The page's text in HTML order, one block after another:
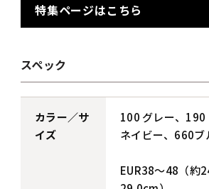
特集ページはこちら
スペック
カラー／サ
イズ
100 グレー、190
ネイビー、660
EUR38～48（約